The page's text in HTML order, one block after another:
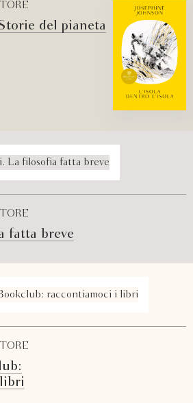
del pianeta
fatta breve